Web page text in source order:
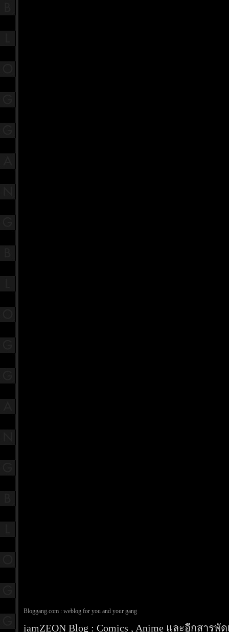
Bloggang.com : weblog for you and your gang
iamZEON Blog : Comics , Anime และอีกสารพัด